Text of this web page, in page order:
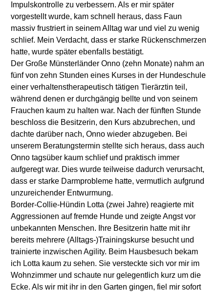
Impulskontrolle zu verbessern. Als er mir später
vorgestellt wurde, kam schnell heraus, dass Faun
massiv frustriert in seinem Alltag war und viel zu wenig
schlief. Mein Verdacht, dass er starke Rückenschmerzen
hatte, wurde später ebenfalls bestätigt.
Der Große Münsterländer Onno (zehn Monate) nahm an
fünf von zehn Stunden eines Kurses in der Hundeschule
einer verhaltenstherapeutisch tätigen Tierärztin teil,
während denen er durchgängig bellte und von seinem
Frauchen kaum zu halten war. Nach der fünften Stunde
beschloss die Besitzerin, den Kurs abzubrechen, und
dachte darüber nach, Onno wieder abzugeben. Bei
unserem Beratungstermin stellte sich heraus, dass auch
Onno tagsüber kaum schlief und praktisch immer
aufgeregt war. Dies wurde teilweise dadurch verursacht,
dass er starke Darmprobleme hatte, vermutlich aufgrund
unzureichender Entwurmung.
Border-Collie-Hündin Lotta (zwei Jahre) reagierte mit
Aggressionen auf fremde Hunde und zeigte Angst vor
unbekannten Menschen. Ihre Besitzerin hatte mit ihr
bereits mehrere (Alltags-)Trainingskurse besucht und
trainierte inzwischen Agility. Beim Hausbesuch bekam
ich Lotta kaum zu sehen. Sie versteckte sich vor mir im
Wohnzimmer und schaute nur gelegentlich kurz um die
Ecke. Als wir mit ihr in den Garten gingen, fiel mir sofort